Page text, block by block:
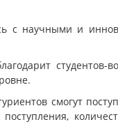
с научными и
смогут
поступления,